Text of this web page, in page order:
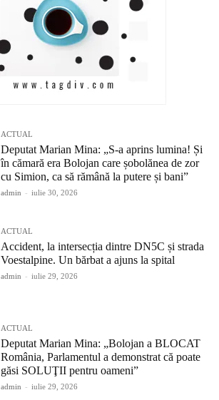
ACTUAL
Deputat Marian Mina: „S-a aprins lumina! Și
în cămară era Bolojan care șobolănea de zor
cu Simion, ca să rămână la putere și bani”
admin - iulie 30, 2026
ACTUAL
Accident, la intersecția dintre DN5C și strada
Voestalpine. Un bărbat a ajuns la spital
admin - iulie 29, 2026
ACTUAL
Deputat Marian Mina: „Bolojan a BLOCAT
România, Parlamentul a demonstrat că poate
găsi SOLUŢII pentru oameni”
admin - iulie 29, 2026